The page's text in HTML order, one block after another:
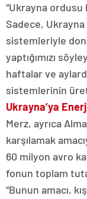
“Ukrayna
Sadece,
sistemleriyle
yaptığımızı
haftalar ve
sistemlerinin
Ukrayna’ya
Merz, ayrıca
karşılamak
60 milyon avro
fonun toplam
“Bunun amacı,